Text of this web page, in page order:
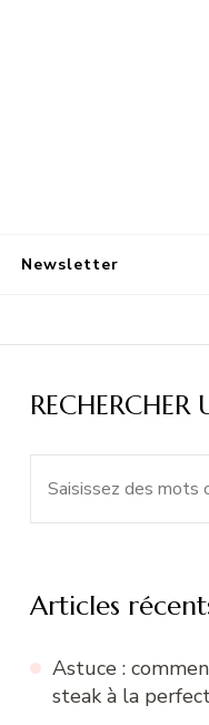
Newsletter
RECHERCHER
Articles
Astuce :
steak à la